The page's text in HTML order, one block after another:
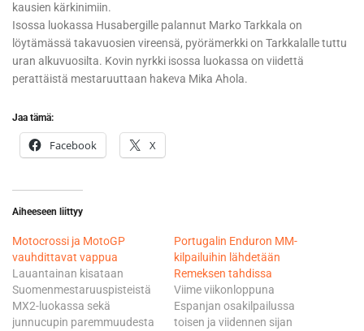
kausien kärkinimiin.
Isossa luokassa Husabergille palannut Marko Tarkkala on
löytämässä takavuosien vireensä, pyörämerkki on Tarkkalalle tuttu
uran alkuvuosilta. Kovin nyrkki isossa luokassa on viidettä
perattäistä mestaruuttaan hakeva Mika Ahola.
Jaa tämä:
Facebook X
Aiheeseen liittyy
Motocrossi ja MotoGP
vauhdittavat vappua
Lauantainan kisataan
Suomenmestaruuspisteistä
MX2-luokassa sekä
junnucupin paremmuudesta
Portugalin Enduron MM-
kilpailuihin lähdetään
Remeksen tahdissa
Viime viikonloppuna
Espanjan osakilpailussa
toisen ja viidennen sijan